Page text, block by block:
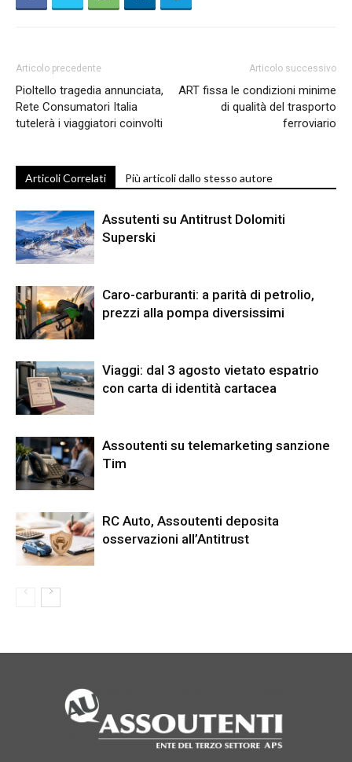
Articolo precedente
Pioltello tragedia annunciata,
Rete Consumatori Italia
tutelerà i viaggiatori coinvolti
Articolo successivo
ART fissa le condizioni minime
di qualità del trasporto
ferroviario
Articoli Correlati Più articoli dallo stesso autore
Assutenti su Antitrust Dolomiti
Superski
Caro-carburanti: a parità di petrolio,
prezzi alla pompa diversissimi
Viaggi: dal 3 agosto vietato espatrio
con carta di identità cartacea
Assoutenti su telemarketing sanzione
Tim
RC Auto, Assoutenti deposita
osservazioni all’Antitrust